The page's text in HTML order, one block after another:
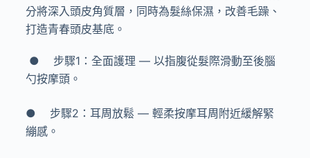
分將深入頭皮角質層，同時為髮絲保濕，改善毛躁、
打造青春頭皮基底。
● 步驟1 ：全面護理 — 以指腹從髮際滑動至後腦
勺按摩頭。
● 步驟2 ：耳周放鬆— 輕柔按摩耳周附近緩解緊
繃感。